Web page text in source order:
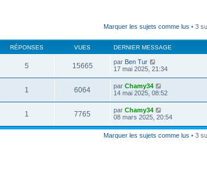
Marquer les sujets comme lus • 3
RÉPONSES VUES DERNIER MESSAGE
5 15665 par Ben Tur
17 mai 2025, 21:34
1 6064 par Chamy34
14 mai 2025, 08:52
1 7765 par Chamy34
08 mars 2025, 20:54
Marquer les sujets comme lus • 3